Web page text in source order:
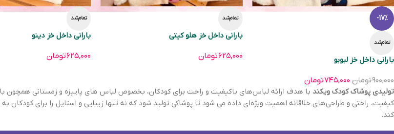
-17%
تمام‌شد
بارانی داخل خز لبوبو
۹۰۰,۰۰۰تومان ۷۴۵,۰۰۰تومان
تمام‌شد
بارانی داخل خز هلو کیتی
۶۲۵,۰۰۰تومان
تمام‌شد
بارانی داخل خز دینو
۶۲۵,۰۰۰تومان
تولیدی پوشاک کودک ویکند
کیفیت، راحتی و طراحی‌های خلاقانه اهمیت ویژه‌ای داده می شود تا پوشاکی تولید شود که نه تنها زیبایی و استایل را برای کودکان
کند.